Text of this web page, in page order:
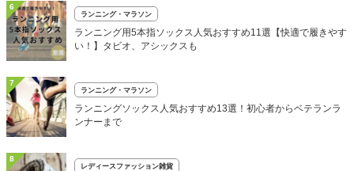
6
ランニング・マラソン
ランニング用5本指ソックス人気おすすめ11選【快適で履きやす
い！】タビオ、アシックスも
7
ランニング・マラソン
ランニングソックス人気おすすめ13選！初心者からベテランラ
ンナーまで
8
レディースファッション雑貨